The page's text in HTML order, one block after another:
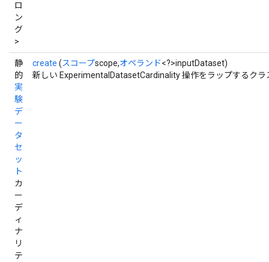
ロ
ン
グ
>
静
的
実
験
デ
ー
タ
セ
ッ
ト
カ
ー
デ
ィ
ナ
リ
テ
create (スコープscope,オペランド<?>inputDataset)
新しい ExperimentalDatasetCardinality 操作をラップするク